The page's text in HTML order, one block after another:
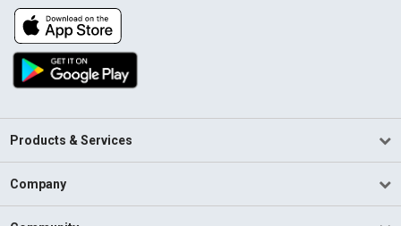
Products & Services
Company